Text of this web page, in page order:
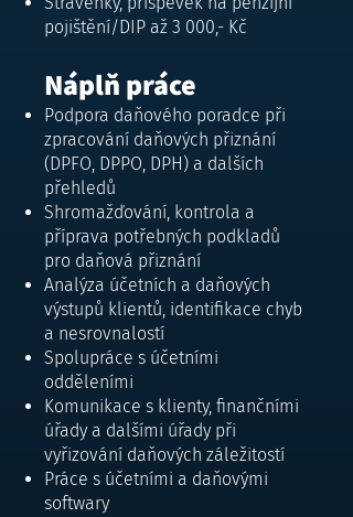
pojištění/DIP až 3 000,- Kč
Náplň práce
Podpora daňového poradce při
zpracování daňových přiznání
(DPFO, DPPO, DPH) a dalších
přehledů
Shromažďování, kontrola a
příprava potřebných podkladů
pro daňová přiznání
Analýza účetních a daňových
výstupů klientů, identifikace chyb
a nesrovnalostí
Spolupráce s účetními
odděleními
Komunikace s klienty, finančními
úřady a dalšími úřady při
vyřizování daňových záležitostí
Práce s účetními a daňovými
softwary